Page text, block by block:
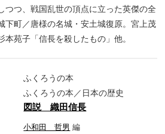
つつ、戦国乱世の頂点に立った英傑の全
下町／唐様の名城・安土城復原。宮上茂
苑子「信長を殺したもの」他。
ふくろうの本
ふくろうの本／日本の歴史
図説 織田信長
小和田 哲男 編